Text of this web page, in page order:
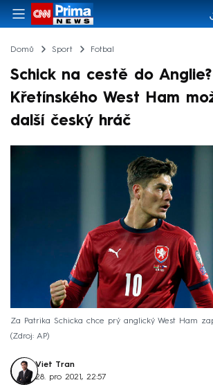
Domů Sport Fotbal
Schick na cestě do Anglie?
Křetínského West Ham
další český hráč
Za Patrika Schicka chce prý anglický West Ham
Zdroj: AP
Viet Tran
28. pro 2021, 22:57